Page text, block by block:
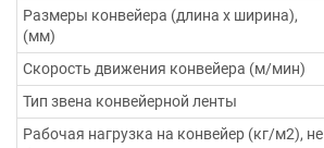
Размеры конвейера (длина х ширина),
(мм)
Скорость движения конвейера (м/мин)
Тип звена конвейерной ленты
Рабочая нагрузка на конвейер (кг/м2), не